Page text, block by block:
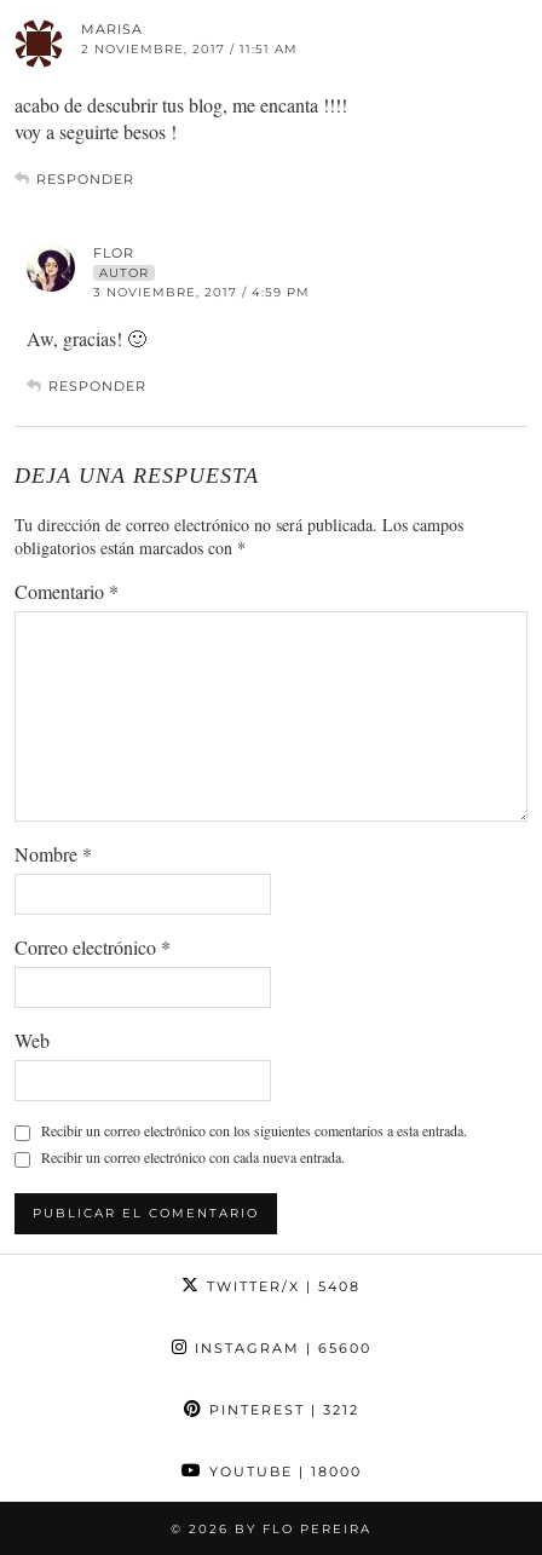
MARISA
2 NOVIEMBRE, 2017 / 11:51 AM
acabo de descubrir tus blog, me encanta !!!!
voy a seguirte besos !
RESPONDER
FLOR
AUTOR
3 NOVIEMBRE, 2017 / 4:59 PM
Aw, gracias! 🙂
RESPONDER
DEJA UNA RESPUESTA
Tu dirección de correo electrónico no será publicada. Los campos
obligatorios están marcados con *
Comentario *
Nombre *
Correo electrónico *
Web
Recibir un correo electrónico con los siguientes comentarios a esta entrada.
Recibir un correo electrónico con cada nueva entrada.
TWITTER/X | 5408
INSTAGRAM | 65600
PINTEREST | 3212
YOUTUBE | 18000
© 2026 BY FLO PEREIRA